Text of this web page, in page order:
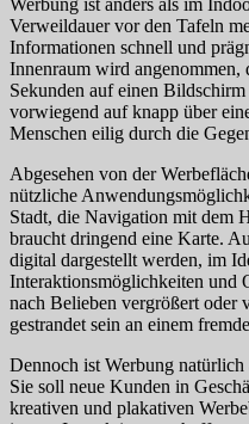
Verweildauer vor den Tafeln
Informationen schnell und
Innenraum wird angenommen,
Sekunden auf einen
vorwiegend auf knapp über
Menschen eilig durch die
Abgesehen von der
nützliche
Stadt, die Navigation mit dem
braucht dringend eine Karte.
digital dargestellt werden, im
Interaktionsmöglichkeiten und
nach Belieben vergrößert oder
gestrandet sein an einem
Dennoch ist Werbung
Sie soll neue Kunden in
kreativen und plakativen